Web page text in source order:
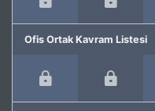
Ofis Ortak Kavram Listesi